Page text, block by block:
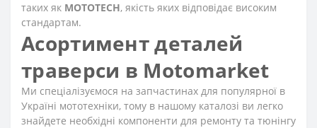
таких як MOTOTECH, якість яких відповідає високим
стандартам.
Асортимент деталей
траверси в Motomarket
Ми спеціалізуємося на запчастинах для популярної в
Україні мототехніки, тому в нашому каталозі ви легко
знайдете необхідні компоненти для ремонту та тюнінгу